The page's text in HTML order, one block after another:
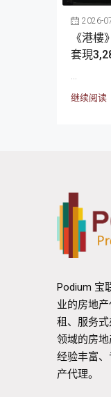
2026-
《港
套現
继续阅读
Podium 宝
业的房地
租、服务
领域的房
经验丰富
产代理。